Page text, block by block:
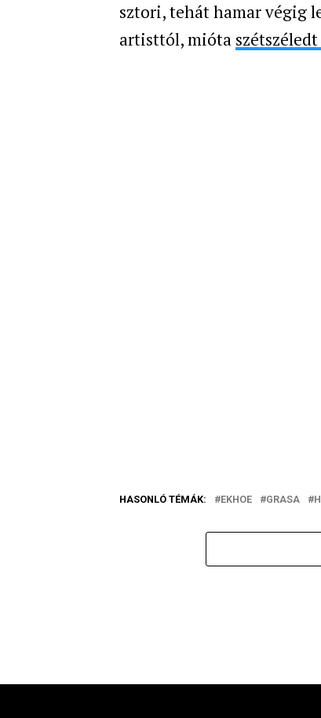
sztori, tehát hamar végig
artisttól, mióta
HASONLÓ TÉMÁK: EKHOE GRASA